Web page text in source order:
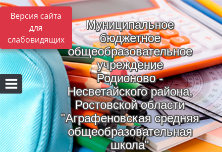
Версия сайта
для
слабовидящих
Муниципальное
бюджетное
общеобразовательное
учреждение
Родионово -
Несветайского района,
Ростовской области
"Аграфеновская средняя
общеобразовательная
школа"